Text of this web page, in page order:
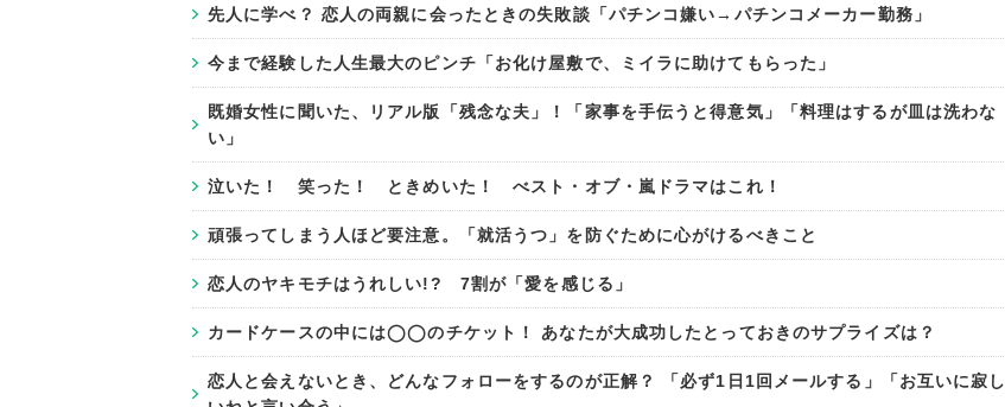
先人に学べ？ 恋人の両親に会ったときの失敗談「パチンコ嫌い→パチンコメーカー勤務」
今まで経験した人生最大のピンチ「お化け屋敷で、ミイラに助けてもらった」
既婚女性に聞いた、リアル版「残念な夫」！「家事を手伝うと得意気」「料理はするが皿は洗わな
い」
泣いた！ 笑った！ ときめいた！ べスト・オブ・嵐ドラマはこれ！
頑張ってしまう人ほど要注意。「就活うつ」を防ぐために心がけるべきこと
恋人のヤキモチはうれしい!? 7割が「愛を感じる」
カードケースの中には◯◯のチケット！ あなたが大成功したとっておきのサプライズは？
恋人と会えないとき、どんなフォローをするのが正解？ 「必ず1日1回メールする」「お互いに寂し